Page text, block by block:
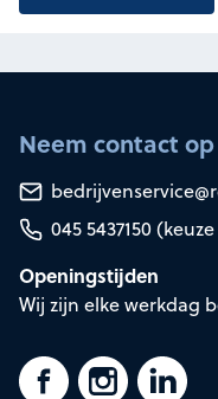
Neem contact op
045 5437150
Openingstijden
Wij zijn elke werkdag